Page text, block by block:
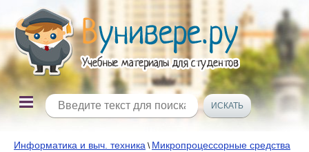
Информатика и выч. техника \ Микропроцессорные средства